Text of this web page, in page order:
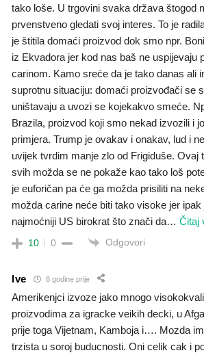
tako loše. U trgovini svaka država štogod
prvenstveno gledati svoj interes. To je
je štitila domaći proizvod dok smo npr.
iz Ekvadora jer kod nas baš ne uspijevaju
carinom. Kamo sreće da je tako danas ali
suprotnu situaciju: domaći proizvođači se
uništavaju a uvozi se kojekakvo smeće.
Brazila, proizvod koji smo nekad izvozili i
primjera. Trump je ovakav i onakav, lud i
uvijek tvrdim manje zlo od Frigiduše. Ovaj
svih možda se ne pokaže kao tako loš
je euforičan pa će ga možda prisiliti na
možda carine neće biti tako visoke jer
najmoćniji US birokrat što znači da… Čitaj
10 0 Odgovori
Ive 8 godine prije
Amerikenjci izvoze jako mnogo
proizvodima za igracke veikih decki, u
prije toga Vijetnam, Kamboja i…. Mozda
trzista u soroj buducnosti. Oni celik cak i